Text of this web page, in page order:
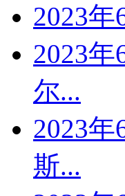
2023
2023
尔...
2023
斯...